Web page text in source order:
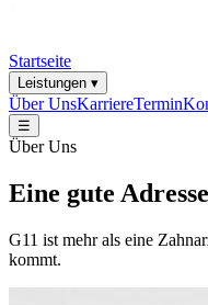
Startseite
Leistungen ▾
Über UnsKarriereTermin
☰
Über Uns
Eine gute
G11 ist mehr als eine
kommt.